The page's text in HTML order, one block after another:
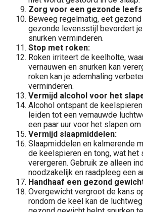
Zorg voor een gezonde
Beweeg regelmatig, eet
gezonde levensstijl bevordert
snurken verminderen.
Stop met roken:
Roken irriteert de keelholte,
vernauwen en snurken kan
roken kan je ademhaling
verminderen.
⁠Vermijd alcohol voor het
Alcohol ontspant de
leiden tot een vernauwde
een paar uur voor het slapen
⁠Vermijd slaapmiddelen:
Slaapmiddelen en kalmerende
de keelspieren en tong, wat het
verergeren. Gebruik ze alleen
noodzakelijk en raadpleeg een
⁠Handhaaf een gezond
Overgewicht vergroot de kans
rondom de keel kan de